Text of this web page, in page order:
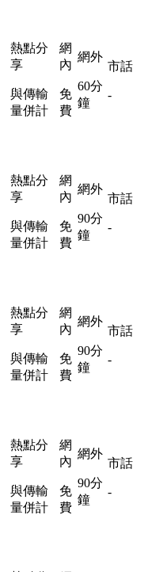
熱點分
享
與傳輸
量併計
網
內
免
費
網外
60分
鐘
市話
-
熱點分
享
與傳輸
量併計
網
內
免
費
網外
90分
鐘
市話
-
熱點分
享
與傳輸
量併計
網
內
免
費
網外
90分
鐘
市話
-
熱點分
享
與傳輸
量併計
網
內
免
費
網外
90分
鐘
市話
-